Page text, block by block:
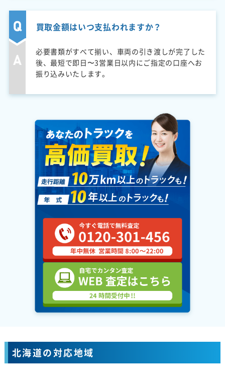
買取金額はいつ支払われますか？
必要書類がすべて揃い、車両の引き渡しが完了した
後、最短で即日〜3営業日以内にご指定の口座へお
振り込みいたします。
北海道の対応地域